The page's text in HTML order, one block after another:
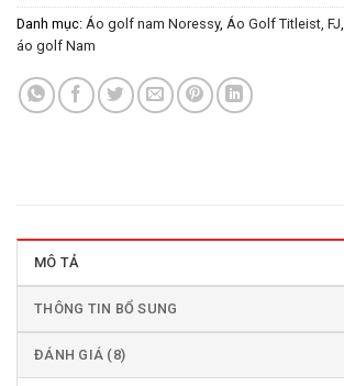
Danh mục: Áo golf nam Noressy, Áo Golf Titleist, FJ,
áo golf Nam
MÔ TẢ
THÔNG TIN BỔ SUNG
ĐÁNH GIÁ (8)